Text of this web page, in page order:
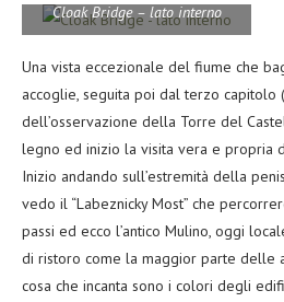
Cloak Bridge – lato interno
Una vista eccezionale del fiume che
accoglie, seguita poi dal terzo capitolo
dell’osservazione della Torre del
legno ed inizio la visita vera e propria
Inizio andando sull’estremità della
vedo il “Labeznicky Most” che
passi ed ecco l’antico Mulino, oggi
di ristoro come la maggior parte delle
cosa che incanta sono i colori degli